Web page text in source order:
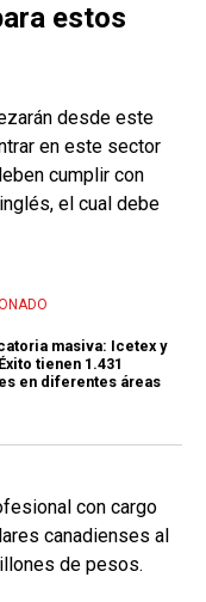
estos
desde este
en este sector
cumplir con
el cual debe
masiva: Icetex y
tienen 1.431
en diferentes áreas
con cargo
canadienses al
de pesos.